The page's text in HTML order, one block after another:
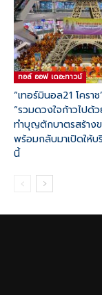
ทอล์ ออฟ เดอะทาวน์
“เทอร์มินอล21 โครา
“รวมดวงใจก้าวไปด้
ทำบุญตักบาตรสร้าง
พร้อมกลับมาเปิดให้บ
นี้